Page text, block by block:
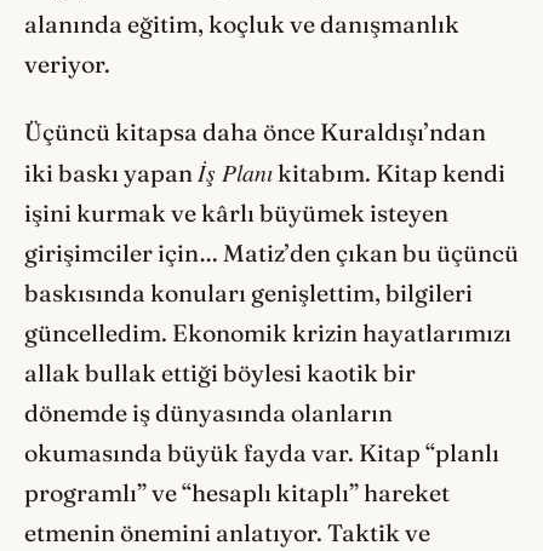
alanında eğitim, koçluk ve danışmanlık
veriyor.
Üçüncü kitapsa daha önce Kuraldışı’ndan
iki baskı yapan İş Planı kitabım. Kitap kendi
işini kurmak ve kârlı büyümek isteyen
girişimciler için… Matiz’den çıkan bu üçüncü
baskısında konuları genişlettim, bilgileri
güncelledim. Ekonomik krizin hayatlarımızı
allak bullak ettiği böylesi kaotik bir
dönemde iş dünyasında olanların
okumasında büyük fayda var. Kitap “planlı
programlı” ve “hesaplı kitaplı” hareket
etmenin önemini anlatıyor. Taktik ve